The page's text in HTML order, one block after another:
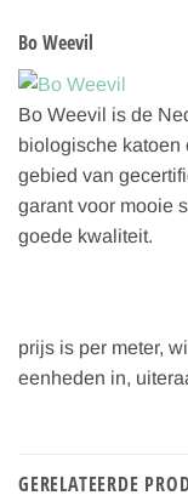
Bo Weevil
Bo Weevil is de
biologische katoen
gebied van
garant voor mooie
goede kwaliteit.
prijs is per meter,
eenheden in,
GERELATEERDE